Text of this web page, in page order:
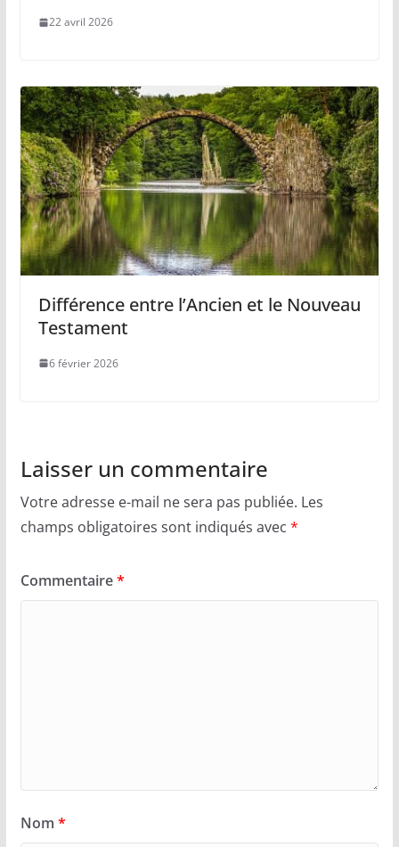
22 avril 2026
Différence entre l’Ancien et le Nouveau
Testament
6 février 2026
Laisser un commentaire
Votre adresse e-mail ne sera pas publiée. Les
champs obligatoires sont indiqués avec *
Commentaire*
Nom *